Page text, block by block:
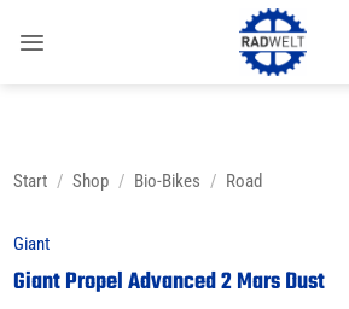
Inhalt
Start / Shop / Bio-Bikes / Road
Giant
Giant Propel Advanced 2 Mars Dust